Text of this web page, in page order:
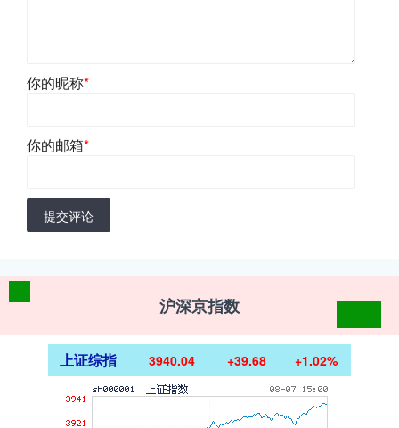
你的昵称*
你的邮箱*
提交评论
沪深京指数
上证综指 3940.04 +39.68 +1.02%